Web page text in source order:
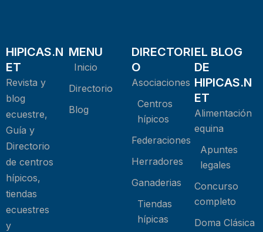
HIPICAS.N
ET
Revista y
blog
ecuestre,
Guía y
Directorio
de centros
hípicos,
tiendas
ecuestres
y
MENU
Inicio
Directorio
Blog
DIRECTORI
O
Asociaciones
Centros
hípicos
Federaciones
Herradores
Ganaderias
Tiendas
hípicas
EL BLOG
DE
HIPICAS.N
ET
Alimentación
equina
Apuntes
legales
Concurso
completo
Doma Clásica